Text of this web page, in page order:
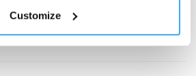
CustomizeTélécharger l'application ECOVACS